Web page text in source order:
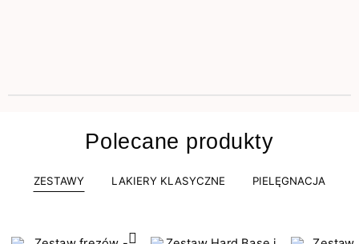
Polecane produkty
ZESTAWY LAKIERY KLASYCZNE PIELĘGNACJA